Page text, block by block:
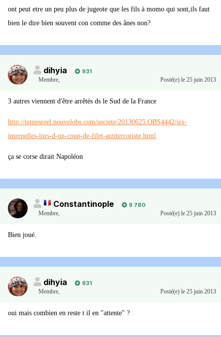
ont peut etre un peu plus de jugeote que les fils à momo qui sont,ils faut
bien le dire bien souvent con comme des ânes non?
dihyia
931
Membre, Posté(e) le 25 juin 2013
3 autres viennent d'être arrêtés ds le Sud de la France
http://tempsreel.nouvelobs.com/societe/20130625.OBS4442/six-
interpelles-lors-d-un-coup-de-filet-antiterroriste.html
ça se corse dirait Napoléon
Constantinople
9 780
Membre, Posté(e) le 25 juin 2013
Bien joué.
dihyia
931
Membre, Posté(e) le 25 juin 2013
oui mais combien en reste t il en "attente" ?